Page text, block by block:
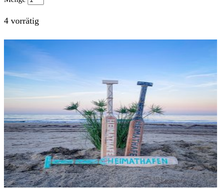
4 vorrätig